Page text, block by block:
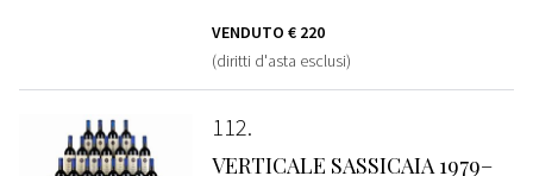
VENDUTO € 220
(diritti d'asta esclusi)
112
VERTICALE SASSICAIA 1979–